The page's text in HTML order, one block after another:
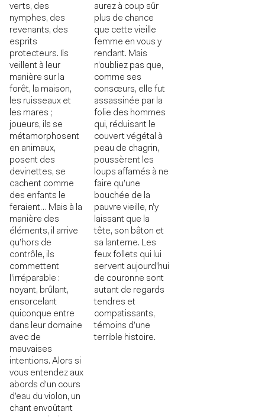
verts, des
nymphes, des
revenants, des
esprits
protecteurs. Ils
veillent à leur
manière sur la
forêt, la maison,
les ruisseaux et
les mares ;
joueurs, ils se
métamorphosent
en animaux,
posent des
devinettes, se
cachent comme
des enfants le
feraient… Mais à la
manière des
éléments, il arrive
qu’hors de
contrôle, ils
commettent
l’irréparable :
noyant, brûlant,
ensorcelant
quiconque entre
dans leur domaine
avec de
mauvaises
intentions. Alors si
vous entendez aux
abords d’un cours
d’eau du violon, un
chant envoûtant
aurez à coup sûr
plus de chance
que cette vieille
femme en vous y
rendant. Mais
n’oubliez pas que,
comme ses
consœurs, elle fut
assassinée par la
folie des hommes
qui, réduisant le
couvert végétal à
peau de chagrin,
poussèrent les
loups affamés à ne
faire qu’une
bouchée de la
pauvre vieille, n’y
laissant que la
tête, son bâton et
sa lanterne. Les
feux follets qui lui
servent aujourd’hui
de couronne sont
autant de regards
tendres et
compatissants,
témoins d’une
terrible histoire.